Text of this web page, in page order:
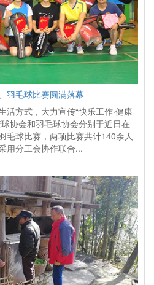
羽毛球比赛圆满落幕
活方式，大力宣传“快乐工作·健康
协会和羽毛球协会分别于近日在
毛球比赛，两项比赛共计140余人
用分工会协作联合...